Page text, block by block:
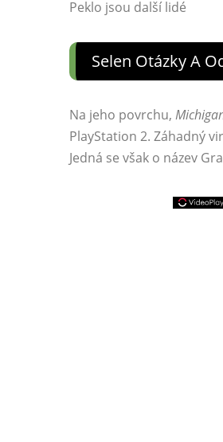
Peklo jsou další lidé
Selen Otázky A
Na jeho povrchu,
PlayStation 2. Záhadný
Jedná se však o název